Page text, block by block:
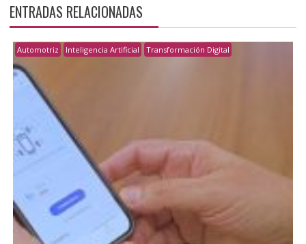
ENTRADAS RELACIONADAS
Automotriz Inteligencia Artificial Transformación Digital